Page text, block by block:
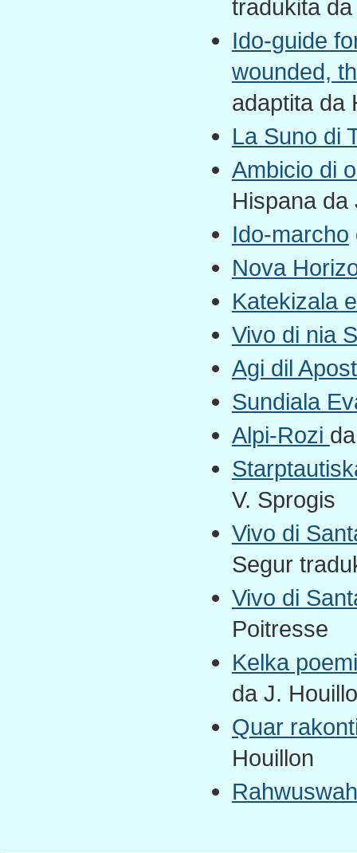
tradukita
Ido-guide
wounded,
adaptita da
La Suno di
Ambicio di
Hispana da
Ido-marcho
Nova
Katekizala
Vivo di nia
Agi dil
Sundiala
Alpi-Rozi
V. Sprogis
Vivo di
Segur
Vivo di
Poitresse
Kelka
da J.
Quar
Houillon